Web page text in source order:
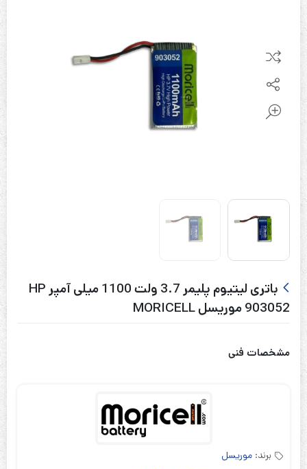
باتری لیتیوم پلیمر 3.7 ولت 1100 میلی آمپر HP
903052 موریسل MORICELL
مشخصات فنی
برند: موریسل